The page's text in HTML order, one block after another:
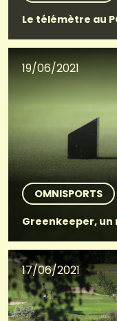
Le télémètre au
19/06/2021
OMNISPORTS
Greenkeeper, un
17/06/2021